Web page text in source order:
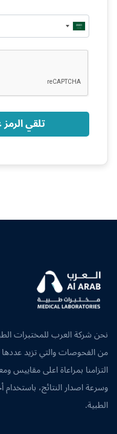
Saudi
Arabia
تلقي
نحن شركة العرب للمختبرات
التزامنا بمراعاة اعلى مقاييس
وسرعة اصدار النتائج،
الطبية.